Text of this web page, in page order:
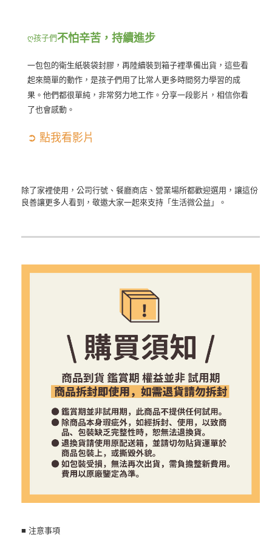
ღ孩子們 不怕辛苦，持續進步
一包包的衛生紙裝袋封膠，再陸續裝到箱子裡準備出貨，這些看
起來簡單的動作，是孩子們用了比常人更多時間努力學習的成
果。他們都很單純，非常努力地工作。分享一段影片，相信你看
了也會感動。
➲ 點我看影片
除了家裡使用，公司行號、餐廳商店、營業場所都歡迎選用，讓這份
良善讓更多人看到，敬邀大家一起來支持「生活微公益」。
■ 注意事項